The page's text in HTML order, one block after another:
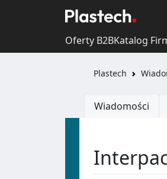
Oferty B2BKatalog
Plastech
Wiadomości